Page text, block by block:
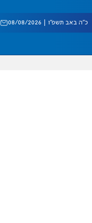
כ"ה באב תשפ"ו | 08/08/2026